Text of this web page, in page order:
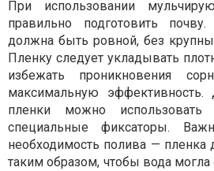
При использовании
правильно подготовить
должна быть ровной, без
Пленку следует укладывать
избежать проникновения
максимальную
пленки можно
специальные фиксаторы.
необходимость полива —
таким образом, чтобы вода